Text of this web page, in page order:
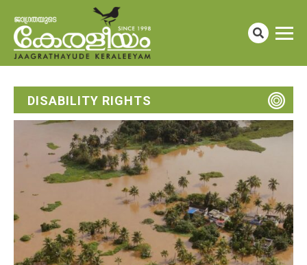
DISABILITY RIGHTS